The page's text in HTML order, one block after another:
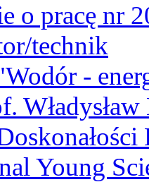
o pracę nr
technik
-
Young